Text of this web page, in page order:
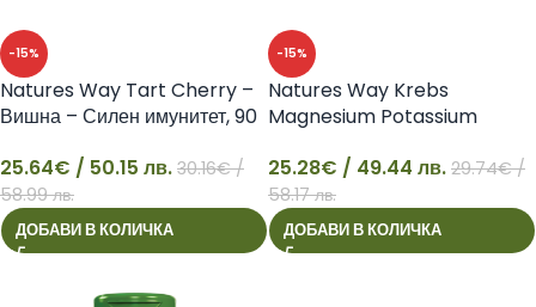
-15%
25
Natures Way Tart Cherry –
Вишна – Силен имунитет, 90
25.64€ / 50.15 лв. 30.16€/
58.99 лв.
ДОБАВИ В КОЛИЧКА
-15%
25
Natures Way Krebs
Magnesium Potassium
25.28€ / 49.44 лв. 29.74€/
58.17 лв.
ДОБАВИ В КОЛИЧКА